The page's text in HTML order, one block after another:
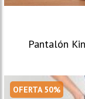
Pantalón
OFERTA 50%